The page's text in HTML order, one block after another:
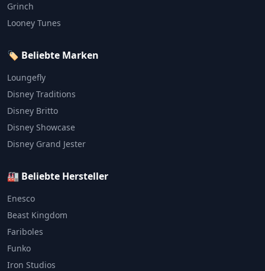
Grinch
Looney Tunes
🏷️ Beliebte Marken
Loungefly
Disney Traditions
Disney Britto
Disney Showcase
Disney Grand Jester
🏭 Beliebte Hersteller
Enesco
Beast Kingdom
Fariboles
Funko
Iron Studios